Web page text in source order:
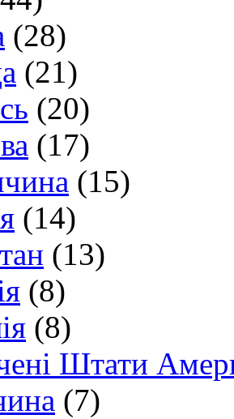
(28)
(21)
(20)
(17)
(15)
(14)
(13)
(8)
(8)
Штати
(7)